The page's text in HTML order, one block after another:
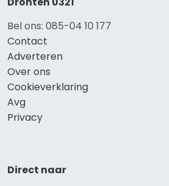
Bel ons: 085-04 10 177
Contact
Adverteren
Over ons
Cookieverklaring
Avg
Privacy
Direct naar